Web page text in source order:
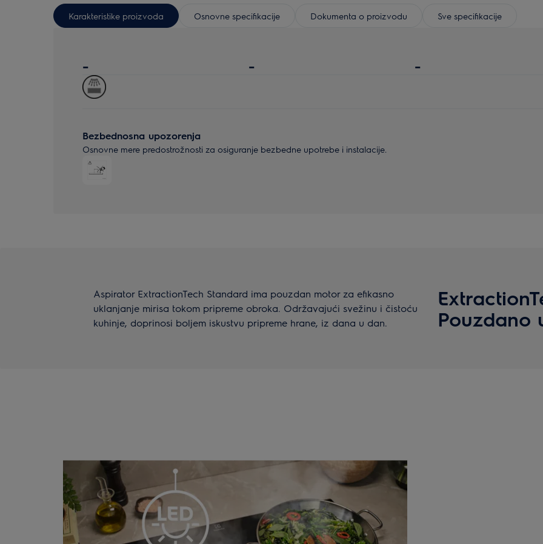
Karakteristike proizvoda Osnovne specifikacije Dokumenta o proizvodu Sve specifikacije
- - -
Bezbednosna upozorenja
Osnovne mere predostrožnosti za osiguranje bezbedne upotrebe i instalacije.
Pouzdano
Aspirator ExtractionTech Standard ima pouzdan motor za efikasno
uklanjanje mirisa tokom pripreme obroka. Održavajući svežinu i čistoću
kuhinje, doprinosi boljem iskustvu pripreme hrane, iz dana u dan.